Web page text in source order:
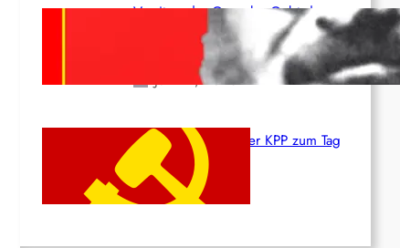
Vorsitzender Gonzalo: Gebt das
Leben für die Partei und die
Juni 19, 2026
Beschluss des ZK der KPP zum Tag
des Heldentums
Juni 19, 2026